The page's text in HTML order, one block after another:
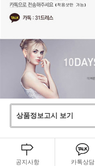
상품정보고시 보기
공지사항 카톡상담